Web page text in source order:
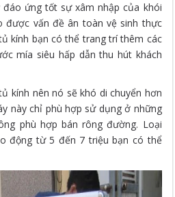
đáo ứng tốt sự xâm nhập của khói
được vấn đề ân toàn vệ sinh thực
kính bạn có thể trang trí thêm các
mía siêu hấp dẫn thu hút khách
kính nên nó sẽ khó di chuyển hơn
này chỉ phù hợp sử dụng ở những
phù hợp bán rông đường. Loại
động từ 5 đến 7 triệu bạn có thể